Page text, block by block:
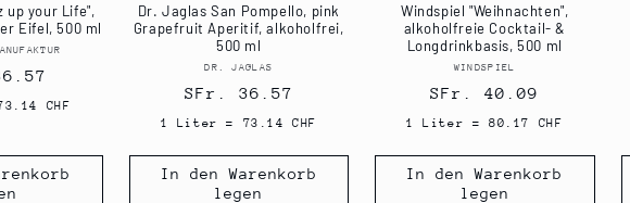
up your Life",
Eifel, 500 ml
CHF
Dr. Jaglas San Pompello, pink
Grapefruit Aperitif, alkoholfrei,
500 ml
Anbieter:
DR. JAGLAS
Normaler
Preis
SFr. 36.57
1 Liter = 73.14 CHF
In den Warenkorb
legen
Windspiel "Weihnachten",
alkoholfreie Cocktail- &
Longdrinkbasis, 500 ml
Anbieter:
WINDSPIEL
Normaler
Preis
SFr. 40.09
1 Liter = 80.17 CHF
In den Warenkorb
legen